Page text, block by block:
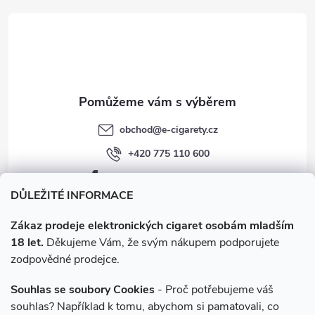
DŮLEŽITÉ INFORMACE
Zákaz prodeje elektronických cigaret osobám mladším
18 let. Děkujeme Vám, že svým nákupem podporujete
zodpovědné prodejce.
Souhlas se soubory Cookies - Proč potřebujeme váš
souhlas? Například k tomu, abychom si pamatovali, co
p
i
s
u
obchod@e-cigarety.cz
+420 775 110 600